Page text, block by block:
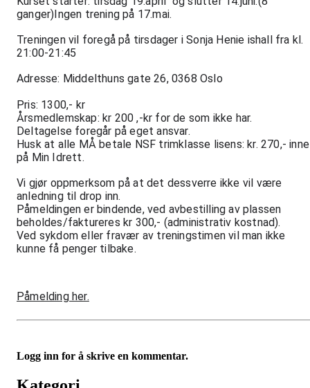
ganger)Ingen trening på 17.mai.
Treningen vil foregå på tirsdager i Sonja Henie ishall fra kl.
21:00-21:45
Adresse: Middelthuns gate 26, 0368 Oslo
Pris: 1300,- kr
Årsmedlemskap: kr 200 ,-kr for de som ikke har.
Deltagelse foregår på eget ansvar.
Husk at alle MÅ betale NSF trimklasse lisens: kr. 270,- inne
på Min Idrett.
Vi gjør oppmerksom på at det dessverre ikke vil være
anledning til drop inn.
Påmeldingen er bindende, ved avbestilling av plassen
beholdes/faktureres kr 300,- (administrativ kostnad).
Ved sykdom eller fravær av treningstimen vil man ikke
kunne få penger tilbake.
Påmelding her.
Logg inn for å skrive en kommentar.